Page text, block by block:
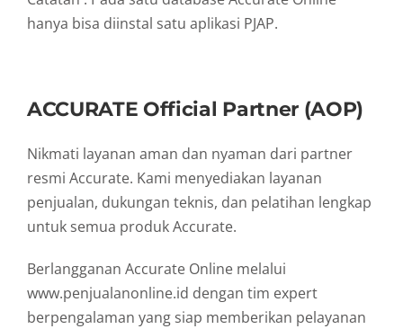
hanya bisa diinstal satu aplikasi PJAP.
ACCURATE Official Partner (AOP)
Nikmati layanan aman dan nyaman dari partner
resmi Accurate. Kami menyediakan layanan
penjualan, dukungan teknis, dan pelatihan lengkap
untuk semua produk Accurate.
Berlangganan Accurate Online melalui
www.penjualanonline.id dengan tim expert
berpengalaman yang siap memberikan pelayanan